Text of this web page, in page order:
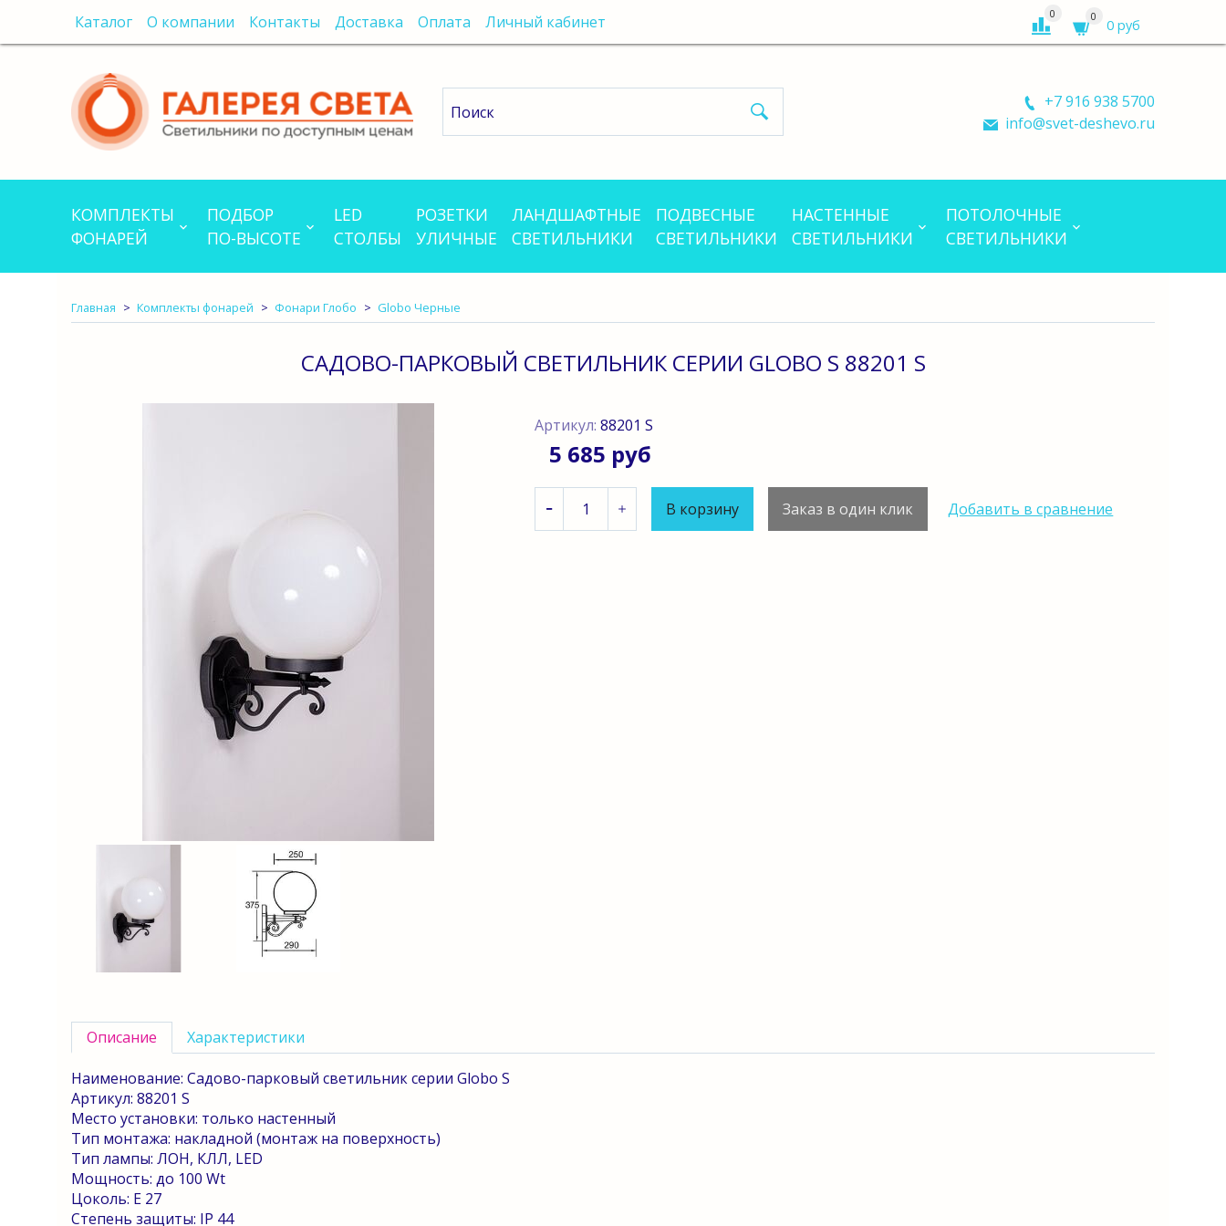
Каталог О компании Контакты Доставка Оплата Личный кабинет 0 0
0 руб
+7 916 938 5700
info@svet-deshevo.ru
КОМПЛЕКТЫ
ФОНАРЕЙ
ПОДБОР
ПО-ВЫСОТЕ
LED
СТОЛБЫ
РОЗЕТКИ
УЛИЧНЫЕ
ЛАНДШАФТНЫЕ
СВЕТИЛЬНИКИ
ПОДВЕСНЫЕ
СВЕТИЛЬНИКИ
НАСТЕННЫЕ
СВЕТИЛЬНИКИ
ПОТОЛОЧНЫЕ
СВЕТИЛЬНИКИ
Главная Комплекты фонарей Фонари Глобо Globo Черные
САДОВО-ПАРКОВЫЙ СВЕТИЛЬНИК СЕРИИ GLOBO S 88201 S
Артикул: 88201 S
5 685 руб
В корзину Заказ в один клик Добавить в сравнение
Описание
Наименование: Садово-парковый светильник серии Globo S
Артикул: 88201 S
Место установки: только настенный
Тип монтажа: накладной (монтаж на поверхность)
Тип лампы: ЛОН, КЛЛ, LED
Мощность: до 100 Wt
Цоколь: E 27
Степень защиты: IP 44
Характеристики